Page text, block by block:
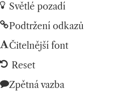
Světlé pozadí
Podtržení odkazů
Čitelnější font
Reset
Zpětná vazba